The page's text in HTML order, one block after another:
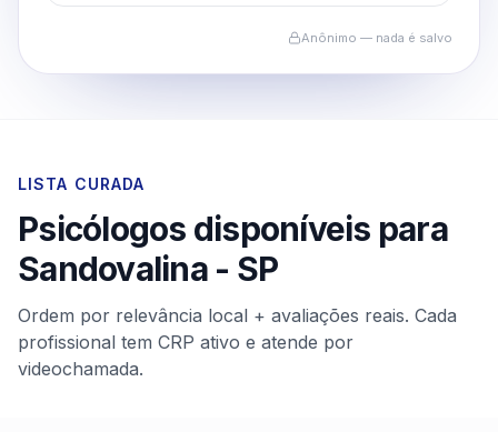
Anônimo — nada é salvo
LISTA CURADA
Psicólogos disponíveis para
Sandovalina- SP
Ordem por relevância local + avaliações reais. Cada
profissional tem CRP ativo e atende por
videochamada.